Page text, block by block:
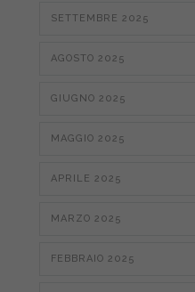
SETTEMBRE 2025
AGOSTO 2025
GIUGNO 2025
MAGGIO 2025
APRILE 2025
MARZO 2025
FEBBRAIO 2025